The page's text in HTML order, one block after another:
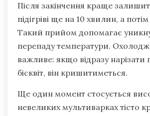
Після закінчення краще
підігріві ще на 10 хвилин, а
Такий прийом допомагає
перепаду температури.
важливе: якщо відразу нарізати
бісквіт, він кришитиметься.
Ще один момент стосується
невеликих мультиварках тісто